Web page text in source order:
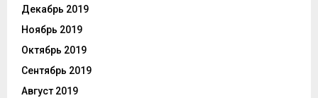
Декабрь 2019
Ноябрь 2019
Октябрь 2019
Сентябрь 2019
Август 2019